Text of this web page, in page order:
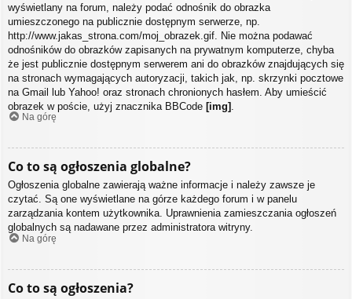
wyświetlany na forum, należy podać odnośnik do obrazka
umieszczonego na publicznie dostępnym serwerze, np.
http://www.jakas_strona.com/moj_obrazek.gif. Nie można podawać
odnośników do obrazków zapisanych na prywatnym komputerze, chyba
że jest publicznie dostępnym serwerem ani do obrazków znajdujących się
na stronach wymagających autoryzacji, takich jak, np. skrzynki pocztowe
na Gmail lub Yahoo! oraz stronach chronionych hasłem. Aby umieścić
obrazek w poście, użyj znacznika BBCode [img]
Na górę
Co to są ogłoszenia globalne?
Ogłoszenia globalne zawierają ważne informacje i należy zawsze je
czytać. Są one wyświetlane na górze każdego forum i w panelu
zarządzania kontem użytkownika. Uprawnienia zamieszczania ogłoszeń
globalnych są nadawane przez administratora witryny.
Na górę
Co to są ogłoszenia?